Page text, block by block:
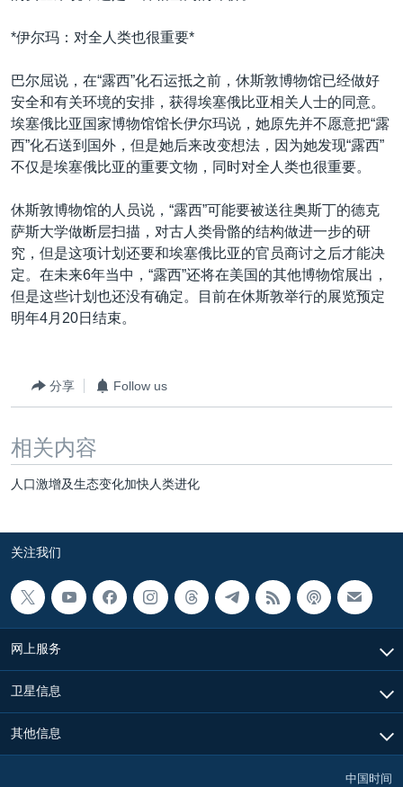
*伊尔玛：对全人类也很重要*
巴尔屈说，在“露西”化石运抵之前，休斯敦博物馆已经做好
安全和有关环境的安排，获得埃塞俄比亚相关人士的同意。
埃塞俄比亚国家博物馆馆长伊尔玛说，她原先并不愿意把“露
西”化石送到国外，但是她后来改变想法，因为她发现“露西”
不仅是埃塞俄比亚的重要文物，同时对全人类也很重要。
休斯敦博物馆的人员说，“露西”可能要被送往奥斯丁的德克
萨斯大学做断层扫描，对古人类骨骼的结构做进一步的研
究，但是这项计划还要和埃塞俄比亚的官员商讨之后才能决
定。在未来6年当中，“露西”还将在美国的其他博物馆展出，
但是这些计划也还没有确定。目前在休斯敦举行的展览预定
明年4月20日结束。
分享 Follow us
相关内容
人口激增及生态变化加快人类进化
关注我们
网上服务
卫星信息
其他信息
中国时间